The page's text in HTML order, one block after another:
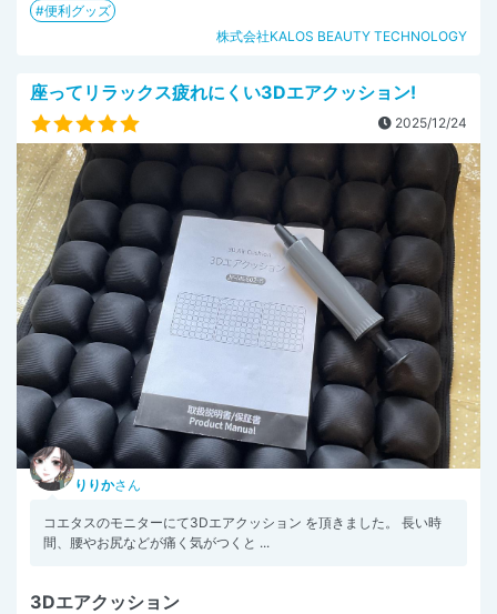
便利グッズ
株式会社KALOS BEAUTY TECHNOLOGY
座ってリラックス疲れにくい3Dエアクッション!
2025/12/24
りりかさん
コエタスのモニターにて3Dエアクッション を頂きました。 長い時
間、腰やお尻などが痛く気がつくと ...
3Dエアクッション